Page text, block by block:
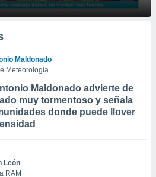
Maldonado
Meteorología
Maldonado advierte de
muy tormentoso y señala
donde puede llover
León
RAM